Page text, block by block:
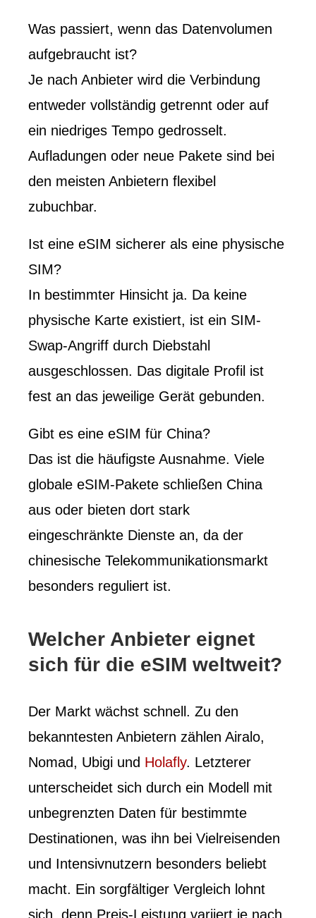
Was passiert, wenn das Datenvolumen
aufgebraucht ist?
Je nach Anbieter wird die Verbindung
entweder vollständig getrennt oder auf
ein niedriges Tempo gedrosselt.
Aufladungen oder neue Pakete sind bei
den meisten Anbietern flexibel
zubuchbar.
Ist eine eSIM sicherer als eine physische
SIM?
In bestimmter Hinsicht ja. Da keine
physische Karte existiert, ist ein SIM-
Swap-Angriff durch Diebstahl
ausgeschlossen. Das digitale Profil ist
fest an das jeweilige Gerät gebunden.
Gibt es eine eSIM für China?
Das ist die häufigste Ausnahme. Viele
globale eSIM-Pakete schließen China
aus oder bieten dort stark
eingeschränkte Dienste an, da der
chinesische Telekommunikationsmarkt
besonders reguliert ist.
Welcher Anbieter eignet
sich für die eSIM weltweit?
Der Markt wächst schnell. Zu den
bekanntesten Anbietern zählen Airalo,
Nomad, Ubigi und Holafly. Letzterer
unterscheidet sich durch ein Modell mit
unbegrenzten Daten für bestimmte
Destinationen, was ihn bei Vielreisenden
und Intensivnutzern besonders beliebt
macht. Ein sorgfältiger Vergleich lohnt
sich, denn Preis-Leistung variiert je nach